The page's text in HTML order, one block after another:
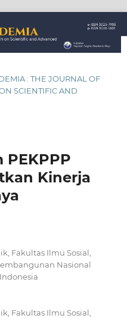
: THE JOURNAL OF
SCIENTIFIC AND
PEKPPP
Kinerja
Fakultas Ilmu Sosial,
Nasional
Fakultas Ilmu Sosial,